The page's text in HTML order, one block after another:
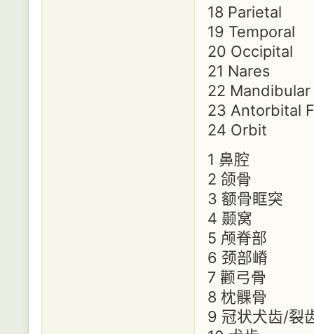
18 Parietal
19 Temporal
20 Occipital
21 Nares
22
23 Antorbital
24 Orbit
1 鼻腔
2 颌骨
3 额骨眶突
4 颞窝
5 颅脊部
6 颈部嵴
7 颧弓骨
8 枕髁骨
9 冠状犬齿/裂